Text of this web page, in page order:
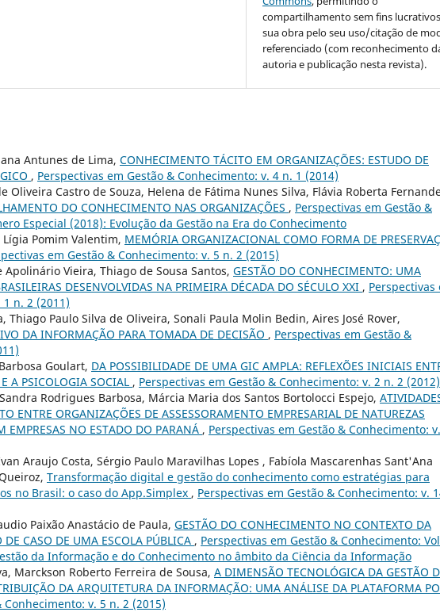
compartilhamento sem fins
sua obra pelo seu uso/citação de
referenciado (com reconhecimento
autoria e publicação nesta revista).
Antunes de Lima, CONHECIMENTO TÁCITO EM ORGANIZAÇÕES: ESTUDO DE
, Perspectivas em Gestão & Conhecimento: v. 4 n. 1 (2014)
Oliveira Castro de Souza, Helena de Fátima Nunes Silva, Flávia Roberta
DO CONHECIMENTO NAS ORGANIZAÇÕES , Perspectivas em Gestão &
Especial (2018): Evolução da Gestão na Era do Conhecimento
Pomim Valentim, MEMÓRIA ORGANIZACIONAL COMO FORMA DE
em Gestão & Conhecimento: v. 5 n. 2 (2015)
Apolinário Vieira, Thiago de Sousa Santos, GESTÃO DO CONHECIMENTO: UMA
DESENVOLVIDAS NA PRIMEIRA DÉCADA DO SÉCULO XXI , Perspectivas
n. 2 (2011)
Thiago Paulo Silva de Oliveira, Sonali Paula Molin Bedin, Aires José Rover,
DA INFORMAÇÃO PARA TOMADA DE DECISÃO , Perspectivas em Gestão &
Goulart, DA POSSIBILIDADE DE UMA GIC AMPLA: REFLEXÕES INICIAIS
A PSICOLOGIA SOCIAL , Perspectivas em Gestão & Conhecimento: v. 2 n. 2 (2012)
Rodrigues Barbosa, Márcia Maria dos Santos Bortolocci Espejo,
ENTRE ORGANIZAÇÕES DE ASSESSORAMENTO EMPRESARIAL DE NATUREZAS
EMPRESAS NO ESTADO DO PARANÁ , Perspectivas em Gestão & Conhecimento:
Araujo Costa, Sérgio Paulo Maravilhas Lopes , Fabíola Mascarenhas Sant'Ana
Transformação digital e gestão do conhecimento como estratégias para
no Brasil: o caso do App.Simplex , Perspectivas em Gestão & Conhecimento: v.
Paixão Anastácio de Paula, GESTÃO DO CONHECIMENTO NO CONTEXTO DA
DE CASO DE UMA ESCOLA PÚBLICA , Perspectivas em Gestão & Conhecimento:
da Informação e do Conhecimento no âmbito da Ciência da Informação
Marckson Roberto Ferreira de Sousa, A DIMENSÃO TECNOLÓGICA DA GESTÃO
DA ARQUITETURA DA INFORMAÇÃO: UMA ANÁLISE DA PLATAFORMA
v. 5 n. 2 (2015)